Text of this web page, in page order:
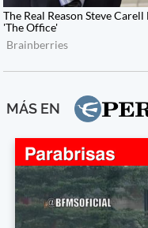
MÁS EN